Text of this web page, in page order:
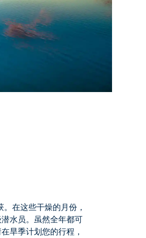
在这些干燥的月份，
水员。虽然全年都可
在旱季计划您的行程，